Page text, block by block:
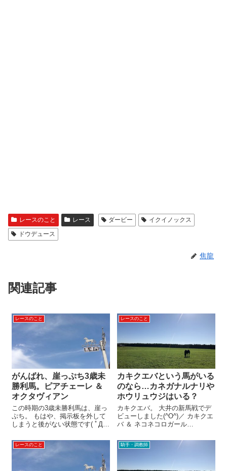
レースのこと レース ダービー
イクイノックス
ドウデュース
焦龍
関連記事
レースのこと
がんばれ、崖っぷち3歳未
勝利馬。ピアチェーレ ＆
オクタヴィアン
この時期の3歳未勝利馬は、崖っ
ぷち。 もはや、掲示板を外して
しまうと後がない状態です( ﾟДﾟ)
んな崖っぷちの愛馬が2頭出走。
2頭とも、レースを見るのが楽し
み！ …と言えるような成績では
レースのこと
カキクエバという馬がいる
のなら…カネガナルナリや
ホウリュウジはいる？
カキクエバ。 大井の新馬戦でデ
ビューしました(^O^)／ カキクエ
バ ＆ ネコネコロガール
馬戦で、面白い名前の馬が一緒
にデビュー！ それが…。 カキク
えば、猫寝転がる…。 ...
レースのこと 騎手・調教師